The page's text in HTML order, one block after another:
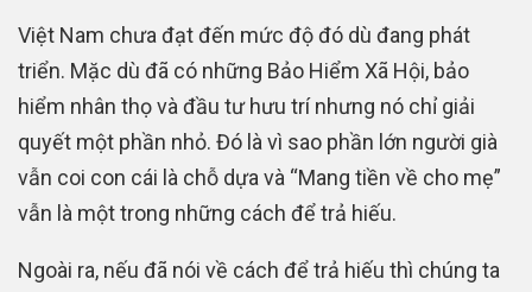
Việt Nam chưa đạt đến mức độ đó dù đang phát
triển. Mặc dù đã có những Bảo Hiểm Xã Hội, bảo
hiểm nhân thọ và đầu tư hưu trí nhưng nó chỉ giải
quyết một phần nhỏ. Đó là vì sao phần lớn người già
vẫn coi con cái là chỗ dựa và “Mang tiền về cho mẹ”
vẫn là một trong những cách để trả hiếu.
Ngoài ra, nếu đã nói về cách để trả hiếu thì chúng ta